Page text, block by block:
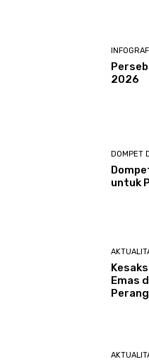
2026
DOMPET
untuk
Emas